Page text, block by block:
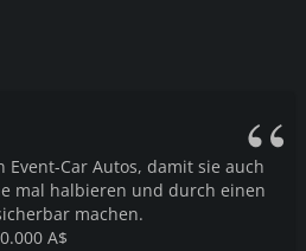
Event-Car Autos, damit sie auch
mal halbieren und durch einen
machen.
A$